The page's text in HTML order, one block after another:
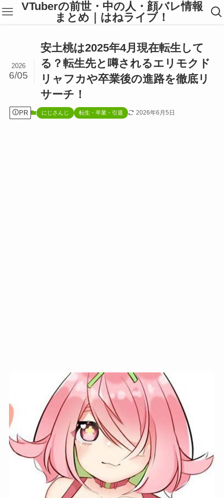
VTuberの前世・中の人・顔バレ情報
まとめ｜はねライブ！
安土桃は2025年4月現在転生して
る？転生先と噂されるエリモクド
リャフカや卒業後の進路を徹底リ
サーチ！
2026
6/05
PR にじさんじ 転生・卒業・引退 2026年6月5日